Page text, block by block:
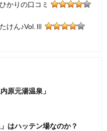
かりの口コミ
けん♪Vol.Ⅲ
原元湯温泉」
はハッテン場なのか？